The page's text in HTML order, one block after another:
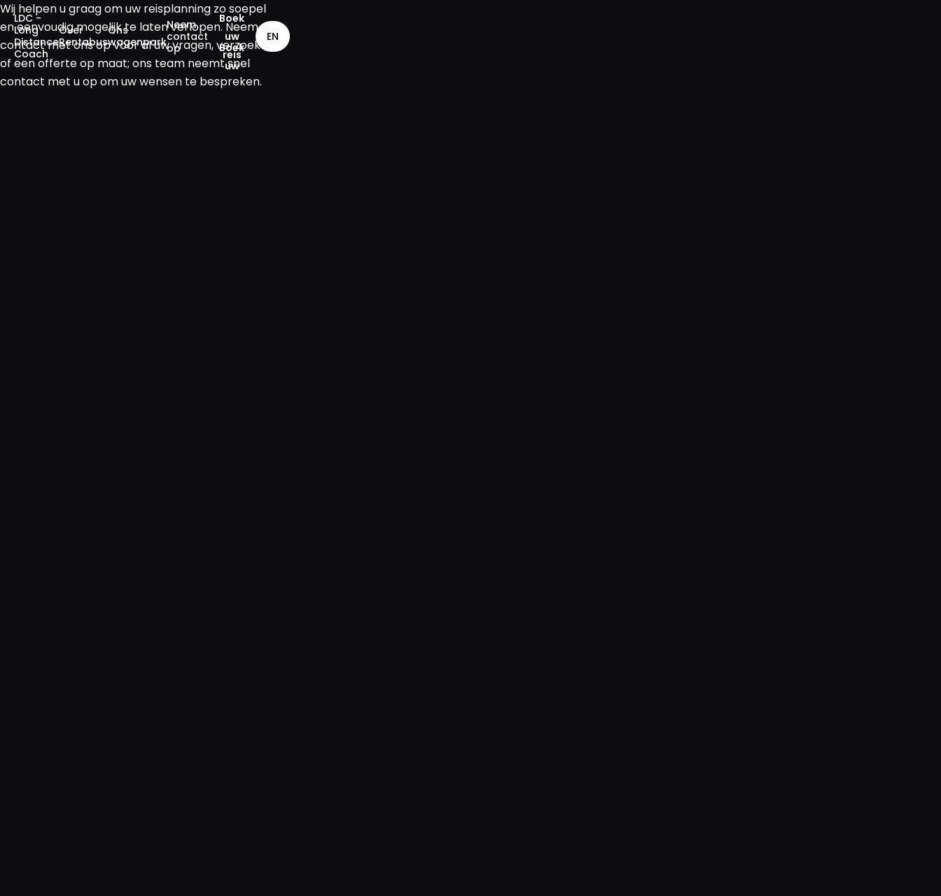
LDC -
Long
Distance
Coach
Over
Rentabus
Ons
wagenpark
Neem
contact
op
Boek
uw
reis
EN
Wij helpen u graag om uw reisplanning zo soepel
en eenvoudig mogelijk te laten verlopen. Neem
contact met ons op voor al uw vragen, verzoeken
of een offerte op maat; ons team neemt snel
contact met u op om uw wensen te bespreken.